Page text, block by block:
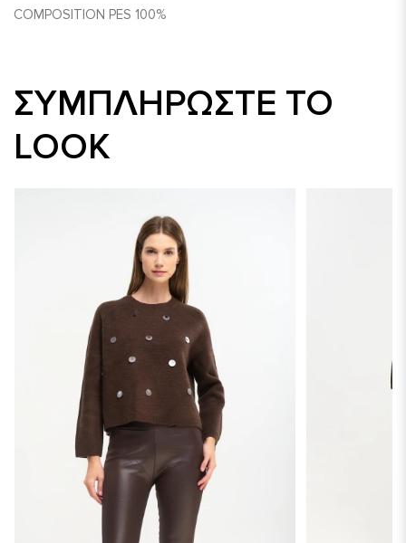
COMPOSITION PES 100%
ΣΥΜΠΛΗΡΏΣΤΕ ΤΟ
LOOK